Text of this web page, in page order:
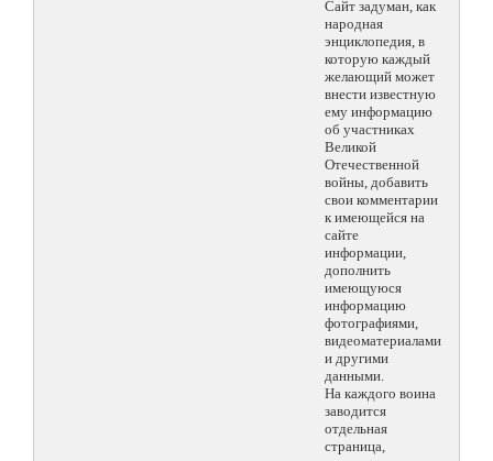
Сайт задуман, как
народная
энциклопедия, в
которую каждый
желающий может
внести известную
ему информацию
об участниках
Великой
Отечественной
войны, добавить
свои комментарии
к имеющейся на
сайте
информации,
дополнить
имеющуюся
информацию
фотографиями,
видеоматериалами
и другими
данными.
На каждого воина
заводится
отдельная
страница,